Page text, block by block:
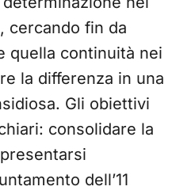
cercando fin da
quella continuità nei
la differenza in una
Gli obiettivi
consolidare la
dell’11